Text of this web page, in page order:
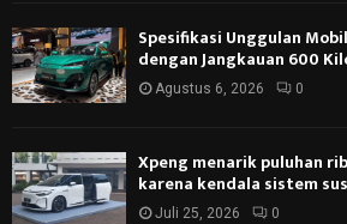
Spesifikasi Unggulan
dengan Jangkauan 600
Agustus 6, 2026 0
Xpeng menarik puluhan
karena kendala sistem
Juli 25, 2026 0